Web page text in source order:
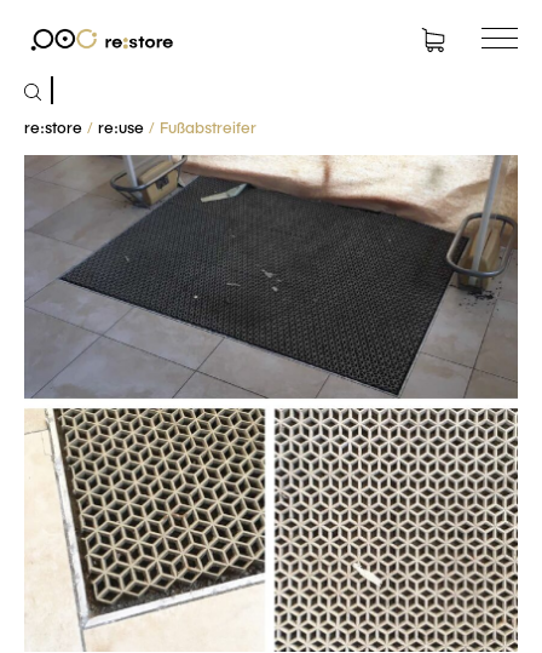
Suchen
nach:
re:store / re:use / Fußabstreifer